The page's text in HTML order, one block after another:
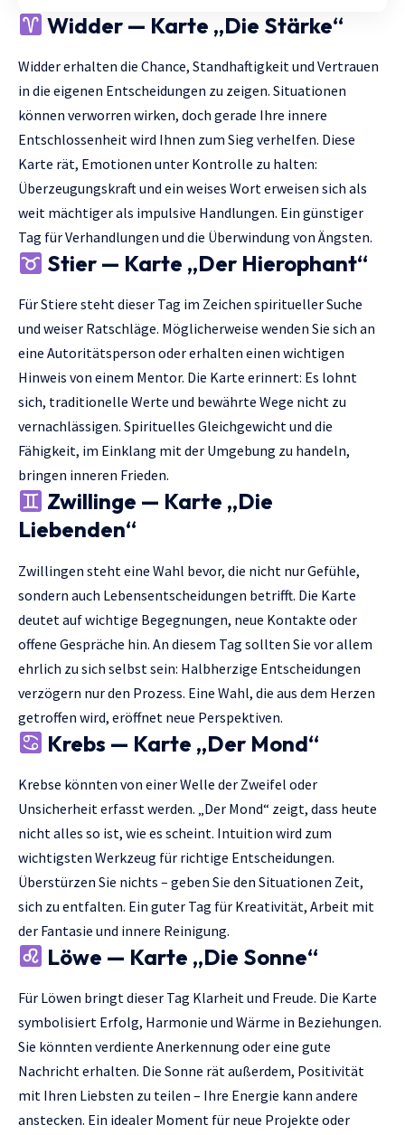
Widder — Karte „Die Stärke“
Widder erhalten die Chance, Standhaftigkeit und Vertrauen
in die eigenen Entscheidungen zu zeigen. Situationen
können verworren wirken, doch gerade Ihre innere
Entschlossenheit wird Ihnen zum Sieg verhelfen. Diese
Karte rät, Emotionen unter Kontrolle zu halten:
Überzeugungskraft und ein weises Wort erweisen sich als
weit mächtiger als impulsive Handlungen. Ein günstiger
Tag für Verhandlungen und die Überwindung von Ängsten.
Stier — Karte „Der Hierophant“
Für Stiere steht dieser Tag im Zeichen spiritueller Suche
und weiser Ratschläge. Möglicherweise wenden Sie sich an
eine Autoritätsperson oder erhalten einen wichtigen
Hinweis von einem Mentor. Die Karte erinnert: Es lohnt
sich, traditionelle Werte und bewährte Wege nicht zu
vernachlässigen. Spirituelles Gleichgewicht und die
Fähigkeit, im Einklang mit der Umgebung zu handeln,
bringen inneren Frieden.
Zwillinge — Karte „Die
Liebenden“
Zwillingen steht eine Wahl bevor, die nicht nur Gefühle,
sondern auch Lebensentscheidungen betrifft. Die Karte
deutet auf wichtige Begegnungen, neue Kontakte oder
offene Gespräche hin. An diesem Tag sollten Sie vor allem
ehrlich zu sich selbst sein: Halbherzige Entscheidungen
verzögern nur den Prozess. Eine Wahl, die aus dem Herzen
getroffen wird, eröffnet neue Perspektiven.
Krebs — Karte „Der Mond“
Krebse könnten von einer Welle der Zweifel oder
Unsicherheit erfasst werden. „Der Mond“ zeigt, dass heute
nicht alles so ist, wie es scheint. Intuition wird zum
wichtigsten Werkzeug für richtige Entscheidungen.
Überstürzen Sie nichts – geben Sie den Situationen Zeit,
sich zu entfalten. Ein guter Tag für Kreativität, Arbeit mit
der Fantasie und innere Reinigung.
Löwe — Karte „Die Sonne“
Für Löwen bringt dieser Tag Klarheit und Freude. Die Karte
symbolisiert Erfolg, Harmonie und Wärme in Beziehungen.
Sie könnten verdiente Anerkennung oder eine gute
Nachricht erhalten. Die Sonne rät außerdem, Positivität
mit Ihren Liebsten zu teilen – Ihre Energie kann andere
anstecken. Ein idealer Moment für neue Projekte oder